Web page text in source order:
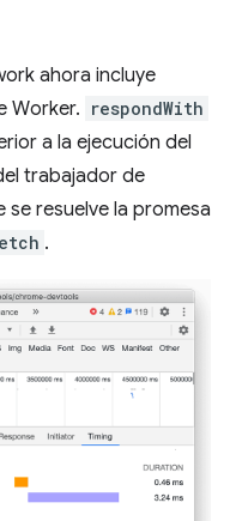
ahora incluye
Worker. respondWith
a la ejecución del
trabajador de
se resuelve la promesa
.